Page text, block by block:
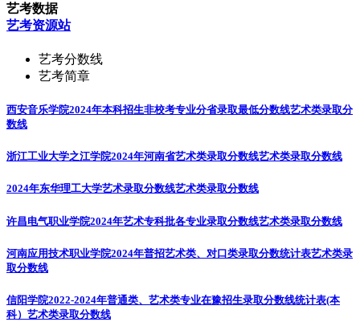
艺考数据
艺考资源站
艺考分数线
艺考简章
西安音乐学院2024年本科招生非校考专业分省录取最低分数线艺术类录取分
数线
浙江工业大学之江学院2024年河南省艺术类录取分数线艺术类录取分数线
2024年东华理工大学艺术录取分数线艺术类录取分数线
许昌电气职业学院2024年艺术专科批各专业录取分数线艺术类录取分数线
河南应用技术职业学院2024年普招艺术类、对口类录取分数统计表艺术类录
取分数线
信阳学院2022-2024年普通类、艺术类专业在豫招生录取分数线统计表(本
科） 艺术类录取分数线